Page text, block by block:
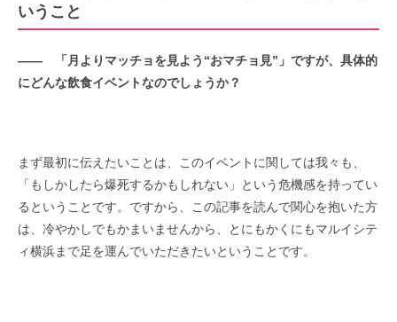
いうこと
―― 「月よりマッチョを見よう “おマチョ見” 」ですが、具体的
にどんな飲食イベントなのでしょうか？
まず最初に伝えたいことは、このイベントに関しては我々も、
「もしかしたら爆死するかもしれない」という危機感を持ってい
るということです。ですから、この記事を読んで関心を抱いた方
は、冷やかしでもかまいませんから、とにもかくにもマルイシテ
ィ横浜まで足を運んでいただきたいということです。